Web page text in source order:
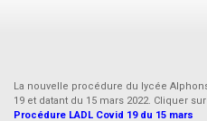
La nouvelle procédure du lycée
19 et datant du 15 mars 2022. Cliquer
Procédure LADL Covid 19 du 15 mars